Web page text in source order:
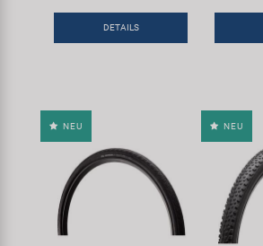
DETAILS
NEU NEU